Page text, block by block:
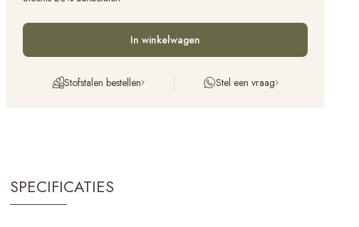
In winkelwagen
Stofstalen bestellen Stel een vraag
SPECIFICATIES